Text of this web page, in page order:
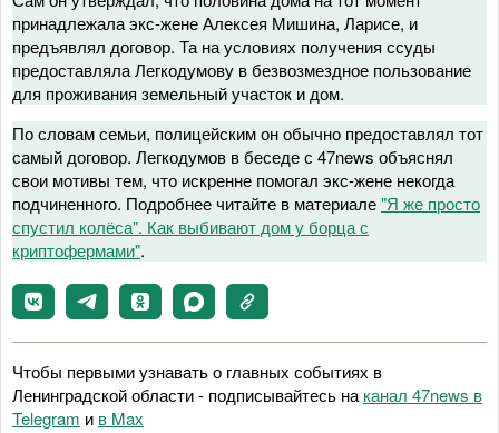
принадлежала экс-жене Алексея Мишина, Ларисе, и
предъявлял договор. Та на условиях получения ссуды
предоставляла Легкодумову в безвозмездное пользование
для проживания земельный участок и дом.
По словам семьи, полицейским он обычно предоставлял тот
самый договор. Легкодумов в беседе с 47news объяснял
свои мотивы тем, что искренне помогал экс-жене некогда
подчиненного. Подробнее читайте в материале"Я же просто
спустил колёса". Как выбивают дом у борца с
криптофермами".
Чтобы первыми узнавать о главных событиях в
Ленинградской области - подписывайтесь на канал 47news в
Telegram и в Maх